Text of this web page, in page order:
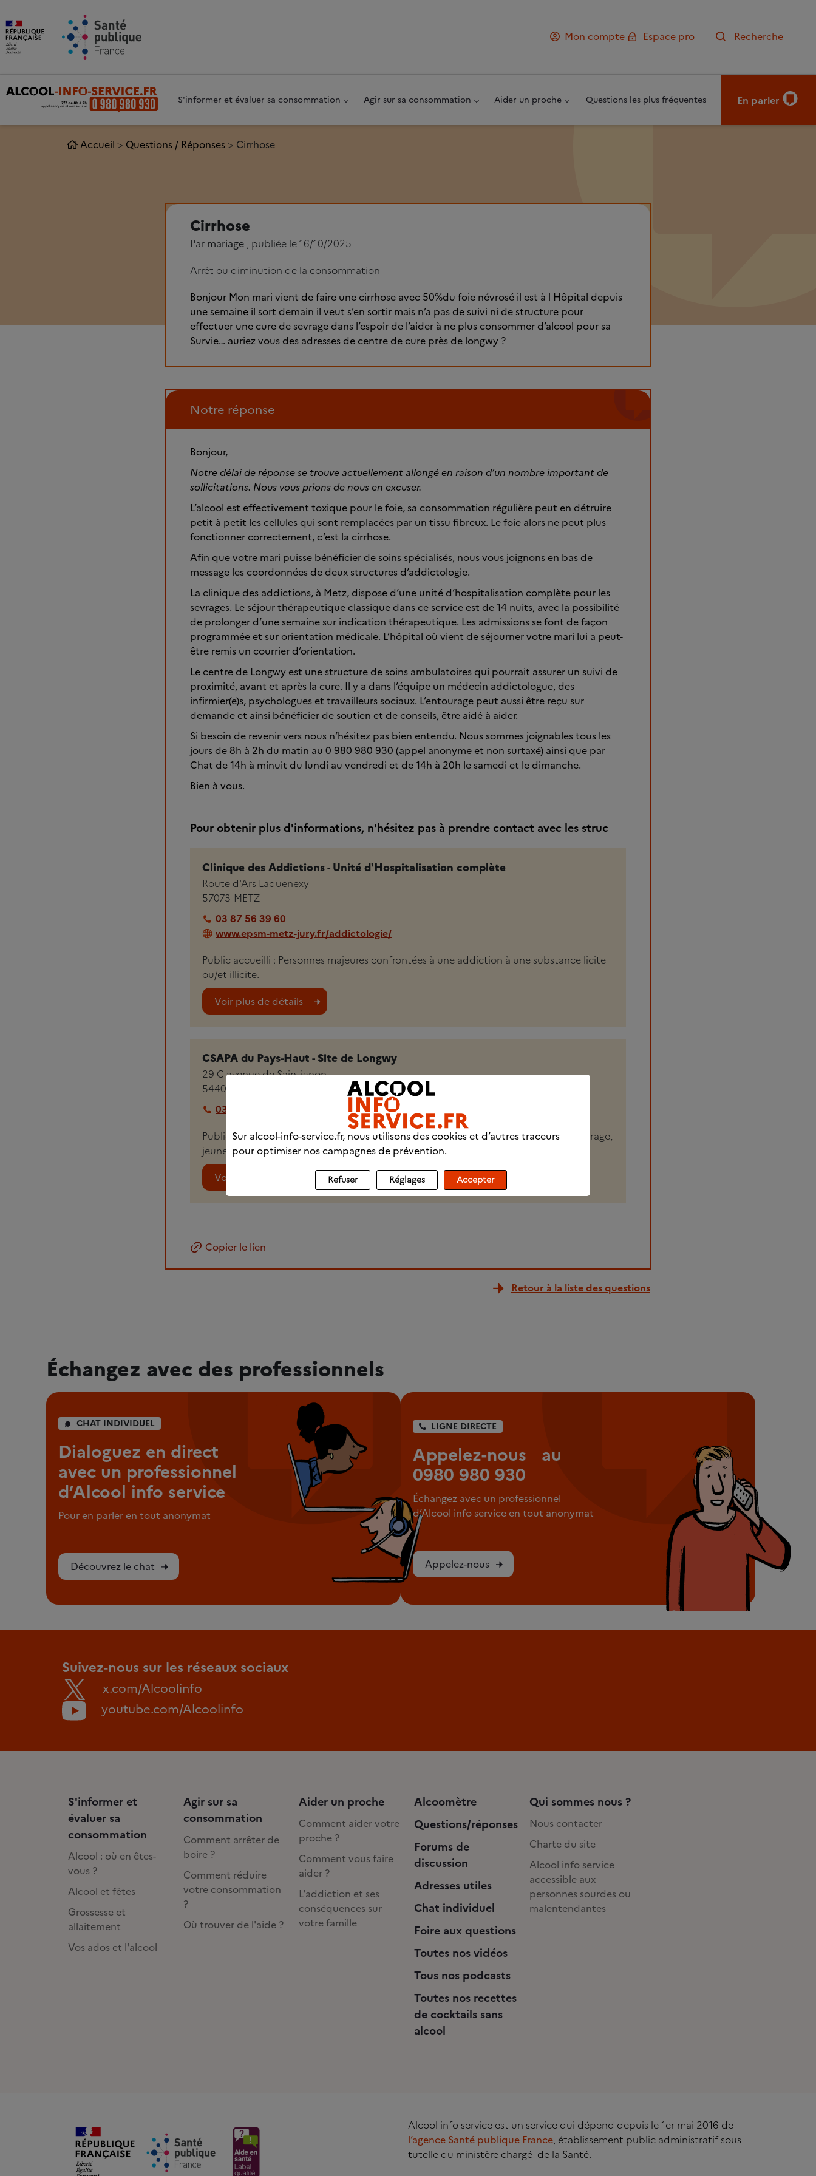
Mon compte
Espace pro Recherche
S'informer et évaluer sa consommation Agir sur sa consommation Aider un proche Questions les plus fréquentes En parler
Accueil Questions / Réponses Cirrhose
Cirrhose
Par mariage , publiée le 16/10/2025
Arrêt ou diminution de la consommation
Bonjour Mon mari vient de faire une cirrhose avec 50%du foie névrosé il est à l Hôpital depuis
une semaine il sort demain il veut s’en sortir mais n’a pas de suivi ni de structure pour
effectuer une cure de sevrage dans l’espoir de l’aider à ne plus consommer d’alcool pour sa
Survie… auriez vous des adresses de centre de cure près de longwy ?
Notre réponse
Bonjour,
Notre délai de réponse se trouve actuellement allongé en raison d’un nombre important de
sollicitations. Nous vous prions de nous en excuser.
L’alcool est effectivement toxique pour le foie, sa consommation régulière peut en détruire
petit à petit les cellules qui sont remplacées par un tissu fibreux. Le foie alors ne peut plus
fonctionner correctement, c’est la cirrhose.
Afin que votre mari puisse bénéficier de soins spécialisés, nous vous joignons en bas de
message les coordonnées de deux structures d’addictologie.
La clinique des addictions, à Metz, dispose d’une unité d’hospitalisation complète pour les
sevrages. Le séjour thérapeutique classique dans ce service est de 14 nuits, avec la possibilité
de prolonger d’une semaine sur indication thérapeutique. Les admissions se font de façon
programmée et sur orientation médicale. L’hôpital où vient de séjourner votre mari lui a peut-
être remis un courrier d’orientation.
Le centre de Longwy est une structure de soins ambulatoires qui pourrait assurer un suivi de
proximité, avant et après la cure. Il y a dans l’équipe un médecin addictologue, des
infirmier(e)s, psychologues et travailleurs sociaux. L’entourage peut aussi être reçu sur
demande et ainsi bénéficier de soutien et de conseils, être aidé à aider.
Si besoin de revenir vers nous n’hésitez pas bien entendu. Nous sommes joignables tous les
jours de 8h à 2h du matin au 0 980 980 930 (appel anonyme et non surtaxé) ainsi que par
Chat de 14h à minuit du lundi au vendredi et de 14h à 20h le samedi et le dimanche.
Bien à vous.
Pour obtenir plus d'informations, n'hésitez pas à prendre contact avec les struc
Clinique des Addictions - Unité d'Hospitalisation complète
Route d'Ars Laquenexy
57073 METZ
03 87 56 39 60
www.epsm-metz-jury.fr/addictologie/
Public accueilli : Personnes majeures confrontées à une addiction à une substance licite
ou/et illicite.
Voir plus de détails
CSAPA du Pays-Haut - Site de Longwy
29 C avenue de Saintignon
54400
03 82 44 75 92
Public accueilli : Personnes confrontées à une addiction avec ou sans produit, entourage,
jeunes consommateurs, professionnels.
Voir plus de détails
Copier le lien
Retour à la liste des questions
Échangez avec des professionnels
CHAT INDIVIDUEL
Dialoguez en direct
avec un professionnel
d’Alcool info service
Pour en parler en tout anonymat
Découvrez le chat
LIGNE DIRECTE
Appelez-nous au
0980 980 930
Échangez avec un professionnel
d’Alcool info service en tout anonymat
Appelez-nous
Suivez-nous sur les réseaux sociaux
x.com/Alcoolinfo
youtube.com/Alcoolinfo
S'informer et
évaluer sa
consommation
Alcool : où en êtes-
vous ?
Alcool et fêtes
Grossesse et
allaitement
Vos ados et l'alcool
Agir sur sa
consommation
Comment arrêter de
boire ?
Comment réduire
votre consommation
?
Où trouver de l'aide ?
Aider un proche
Comment aider votre
proche ?
Comment vous faire
aider ?
L'addiction et ses
conséquences sur
votre famille
Alcoomètre
Questions/réponses
Forums de
discussion
Adresses utiles
Chat individuel
Foire aux questions
Toutes nos vidéos
Tous nos podcasts
Toutes nos recettes
de cocktails sans
alcool
Qui sommes nous ?
Nous contacter
Charte du site
Alcool info service
accessible aux
personnes sourdes ou
malentendantes
Alcool info service est un service qui dépend depuis le 1er mai 2016 de
l’agence Santé publique France, établissement public administratif sous
tutelle du ministère chargé de la Santé.
Sur alcool-info-service.fr, nous utilisons des cookies et d’autres traceurs
pour optimiser nos campagnes de prévention.
Refuser Réglages Accepter